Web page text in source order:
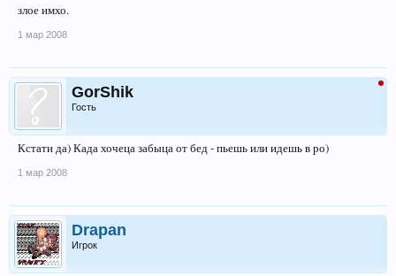
злое имхо.
1 мар 2008
GorShik
Гость
Кстати да) Када хочеца забыца от бед - пьешь или идешь в ро)
1 мар 2008
Drapan
Игрок